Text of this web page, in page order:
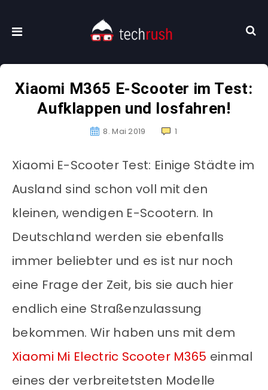
Xiaomi M365 E-Scooter im Test:
Aufklappen und losfahren!
8. Mai 2019 1
Xiaomi E-Scooter Test: Einige Städte im
Ausland sind schon voll mit den
kleinen, wendigen E-Scootern. In
Deutschland werden sie ebenfalls
immer beliebter und es ist nur noch
eine Frage der Zeit, bis sie auch hier
endlich eine Straßenzulassung
bekommen. Wir haben uns mit dem
Xiaomi Mi Electric Scooter M365 einmal
eines der verbreitetsten Modelle